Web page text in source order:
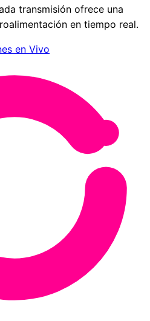
transmisión ofrece una
en tiempo real.
en Vivo